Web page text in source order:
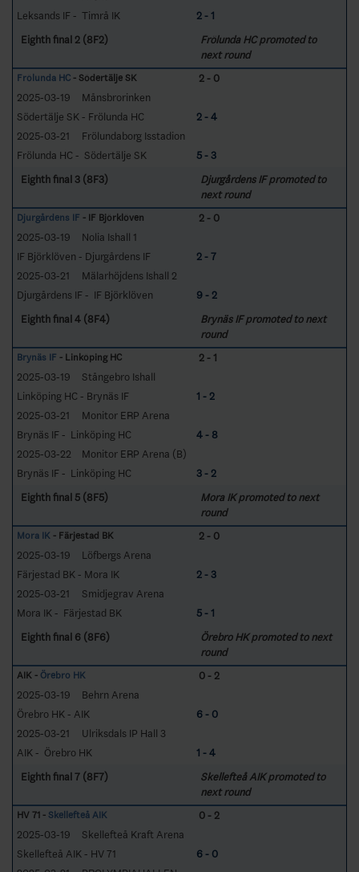
Leksands IF - Timrå IK
2 - 1
Eighth final 2 (8F2)
Frölunda HC promoted to
next round
Frölunda HC - Södertälje SK
2 - 0
2025-03-19
Månsbrorinken
Södertälje SK - Frölunda HC
2 - 4
2025-03-21
Frölundaborg Isstadion
Frölunda HC - Södertälje SK
5 - 3
Eighth final 3 (8F3)
Djurgårdens IF promoted to
next round
Djurgårdens IF - IF Björklöven
2 - 0
2025-03-19
Nolia Ishall 1
IF Björklöven - Djurgårdens IF
2 - 7
2025-03-21
Mälarhöjdens Ishall 2
Djurgårdens IF - IF Björklöven
9 - 2
Eighth final 4 (8F4)
Brynäs IF promoted to next
round
Brynäs IF - Linköping HC
2 - 1
2025-03-19
Stångebro Ishall
Linköping HC - Brynäs IF
1 - 2
2025-03-21
Monitor ERP Arena
Brynäs IF - Linköping HC
4 - 8
2025-03-22
Monitor ERP Arena (B)
Brynäs IF - Linköping HC
3 - 2
Eighth final 5 (8F5)
Mora IK promoted to next
round
Mora IK - Färjestad BK
2 - 0
2025-03-19
Löfbergs Arena
Färjestad BK - Mora IK
2 - 3
2025-03-21
Smidjegrav Arena
Mora IK - Färjestad BK
5 - 1
Eighth final 6 (8F6)
Örebro HK promoted to next
round
AIK - Örebro HK
0 - 2
2025-03-19
Behrn Arena
Örebro HK - AIK
6 - 0
2025-03-21
Ulriksdals IP Hall 3
AIK - Örebro HK
1 - 4
Eighth final 7 (8F7)
Skellefteå AIK promoted to
next round
HV 71 - Skellefteå AIK
0 - 2
2025-03-19
Skellefteå Kraft Arena
Skellefteå AIK - HV 71
6 - 0